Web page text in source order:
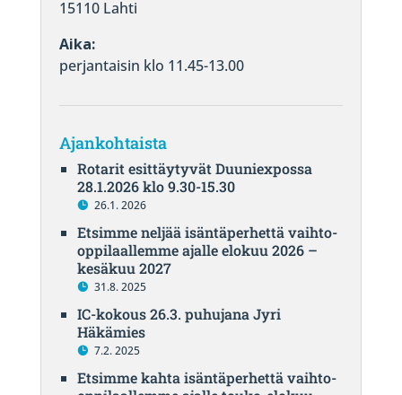
15110 Lahti
Aika:
perjantaisin klo 11.45-13.00
Ajankohtaista
Rotarit esittäytyvät Duuniexpossa
28.1.2026 klo 9.30-15.30
26.1. 2026
Etsimme neljää isäntäperhettä vaihto-
oppilaallemme ajalle elokuu 2026 –
kesäkuu 2027
31.8. 2025
IC-kokous 26.3. puhujana Jyri
Häkämies
7.2. 2025
Etsimme kahta isäntäperhettä vaihto-